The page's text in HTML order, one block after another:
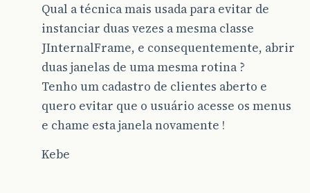
Qual a técnica mais usada para evitar de
instanciar duas vezes a mesma classe
JInternalFrame, e consequentemente, abrir
duas janelas de uma mesma rotina ?
Tenho um cadastro de clientes aberto e
quero evitar que o usuário acesse os menus
e chame esta janela novamente !
Kebe